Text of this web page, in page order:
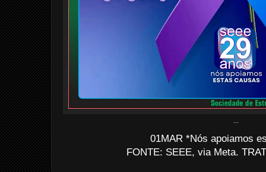
01MAR *Nós apoiamos
FONTE: SEEE, via Meta.